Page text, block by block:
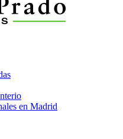
en Madrid